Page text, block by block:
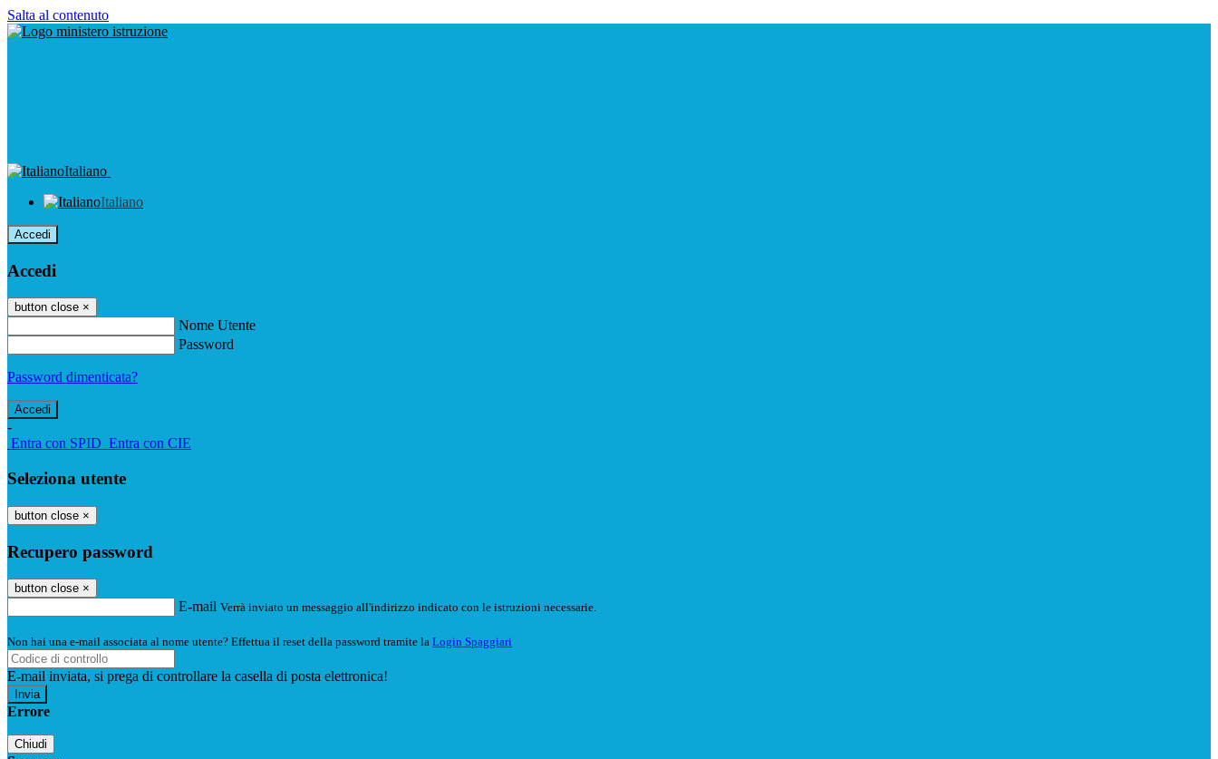
Salta al contenuto
Italiano
Italiano
Accedi
Accedi
button close ×
Nome Utente
Password
Password dimenticata?
-
Entra con SPID Entra con CIE
Seleziona utente
button close ×
Recupero password
button close ×
E-mail Verrà inviato un messaggio all'indirizzo indicato con le istruzioni necessarie.
Non hai una e-mail associata al nome utente? Effettua il reset della password tramite la Login Spaggiari
E-mail inviata, si prega di controllare la casella di posta elettronica!
Errore
Chiudi